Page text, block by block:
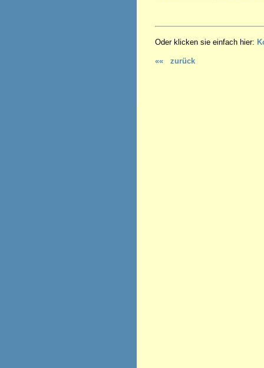
Oder klicken sie einfach hier:
«« zurück